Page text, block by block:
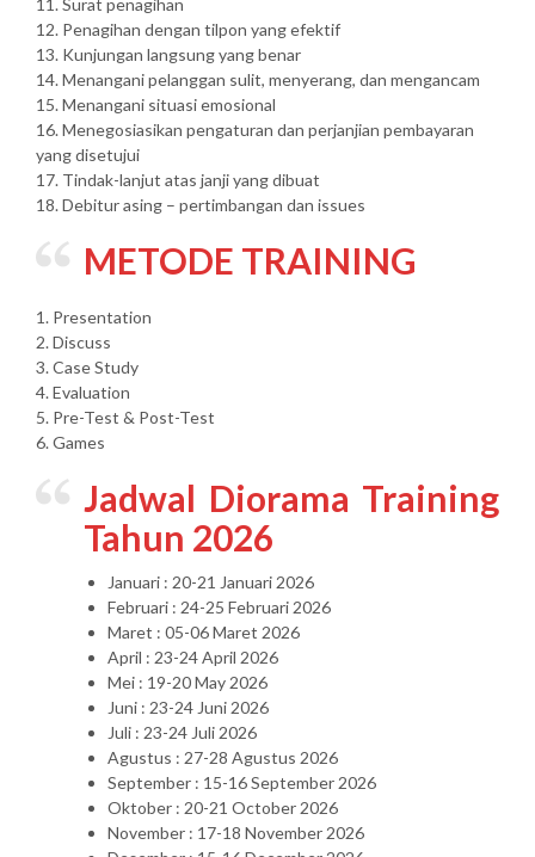
11. Surat penagihan
12. Penagihan dengan tilpon yang efektif
13. Kunjungan langsung yang benar
14. Menangani pelanggan sulit, menyerang, dan mengancam
15. Menangani situasi emosional
16. Menegosiasikan pengaturan dan perjanjian pembayaran
yang disetujui
17. Tindak-lanjut atas janji yang dibuat
18. Debitur asing – pertimbangan dan issues
METODE TRAINING
1. Presentation
2. Discuss
3. Case Study
4. Evaluation
5. Pre-Test & Post-Test
6. Games
Jadwal Diorama Training
Tahun 2026
Januari : 20-21 Januari 2026
Februari : 24-25 Februari 2026
Maret : 05-06 Maret 2026
April : 23-24 April 2026
Mei : 19-20 May 2026
Juni : 23-24 Juni 2026
Juli : 23-24 Juli 2026
Agustus : 27-28 Agustus 2026
September : 15-16 September 2026
Oktober : 20-21 October 2026
November : 17-18 November 2026